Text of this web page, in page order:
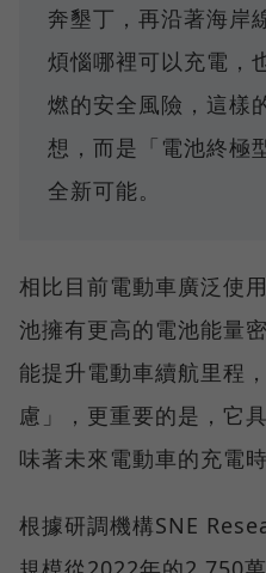
奔墾丁，再沿著海岸
煩惱哪裡可以充電，
燃的安全風險，這樣
想，而是「電池終極
全新可能。
相比目前電動車廣泛使
池擁有更高的電池能量
能提升電動車續航里程
慮」，更重要的是，它
味著未來電動車的充電
根據研調機構SNE